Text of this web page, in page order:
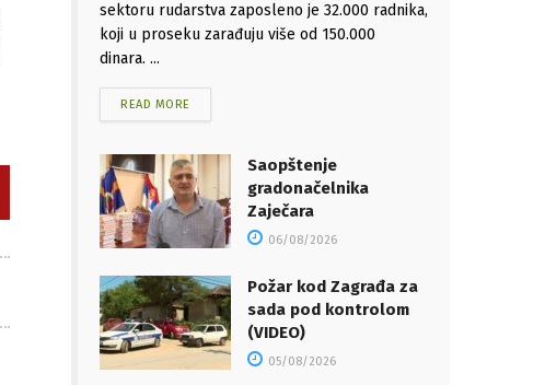
sektoru rudarstva zaposleno je 32.000 radnika,
koji u proseku zarađuju više od 150.000
dinara. ...
READ MORE
Saopštenje
gradonačelnika
Zaječara
06/08/2026
Požar kod Zagrađa za
sada pod kontrolom
(VIDEO)
05/08/2026